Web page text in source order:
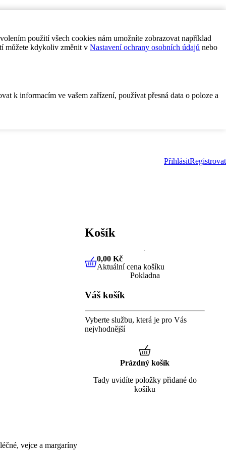
použití všech cookies nám umožníte zobrazovat například
můžete kdykoliv změnit v Nastavení ochrany osobních údajů nebo
k informacím ve vašem zařízení, používat přesná data o poloze a
PřihlásitRegistrovat
vejce a margaríny
Košík
0,00 KčAktuální cena košíku
0,00 Kč
Aktuální cena košíku
Pokladna
Váš košík
Vyberte službu, která je pro Vás
nejvhodnější
Prázdný košík
Tady uvidíte položky přidané do
košíku